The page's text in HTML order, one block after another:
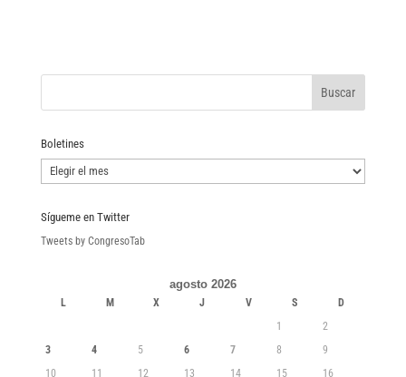
Boletines
Boletines
Sígueme en Twitter
Tweets by CongresoTab
agosto 2026
L M X J V S
D
1
2
3
4 5 6 7 8
9
10
11 12 13 14 15
16